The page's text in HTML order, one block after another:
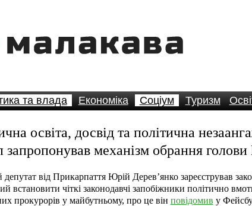
та влада Економіка Соціум Туризм
освіта, досвід та політична
запропонував механізм обрання
від Прикарпаття Юрій Дерев’янко зареєстрував
встановити чіткі законодавчі запобіжники політично
прокурорів у майбутньому, про це він повідомив у